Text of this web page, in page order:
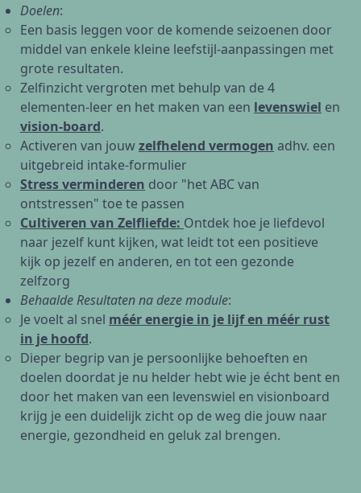
Doelen:
Een basis leggen voor de komende seizoenen door
middel van enkele kleine leefstijl-aanpassingen met
grote resultaten.
Zelfinzicht vergroten met behulp van de 4
elementen-leer en het maken van een levenswiel en
vision-board.
Activeren van jouwzelfhelend vermogen adhv. een
uitgebreid intake-formulier
Stress verminderen door "het ABC van
ontstressen" toe te passen
Cultiveren van Zelfliefde: Ontdek hoe je liefdevol
naar jezelf kunt kijken, wat leidt tot een positieve
kijk op jezelf en anderen, en tot een gezonde
zelfzorg
Behaalde Resultaten na deze module:
Je voelt al snel méér energie in je lijf en méér rust
in je hoofd.
Dieper begrip van je persoonlijke behoeften en
doelen doordat je nu helder hebt wie je écht bent en
door het maken van een levenswiel en visionboard
krijg je een duidelijk zicht op de weg die jouw naar
energie, gezondheid en geluk zal brengen.